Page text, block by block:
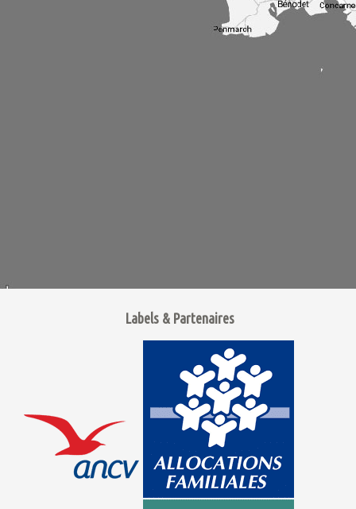
Labels & Partenaires